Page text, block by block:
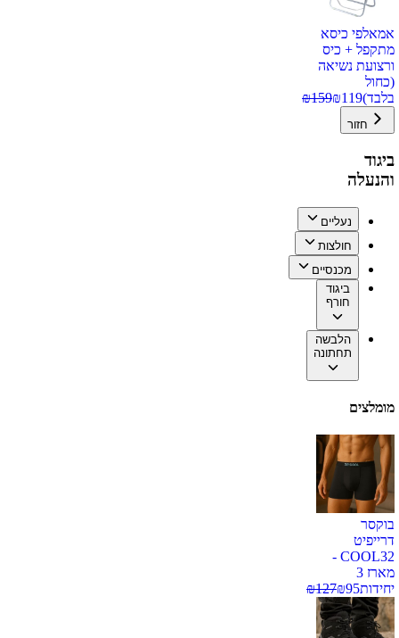
אמאלפי כיסא
מתקפל + כיס
ורצועת נשיאה
(כחול
בלבד)
₪119
₪159
חזור
ביגוד
והנעלה
נעליים
חולצות
מכנסיים
ביגוד
חורף
הלבשה
תחתונה
מומלצים
בוקסר
דרייפיט
COOL32 -
מארז 3
יחידות
₪95
₪127